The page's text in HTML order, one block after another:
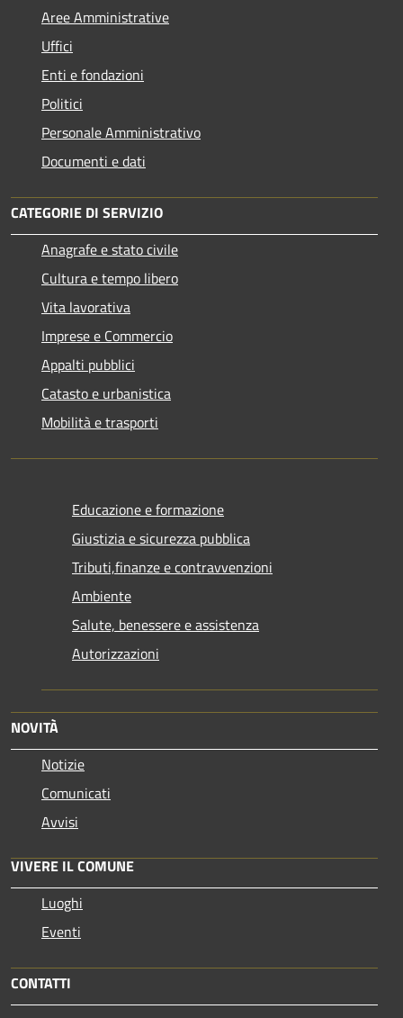
Aree Amministrative
Uffici
Enti e fondazioni
Politici
Personale Amministrativo
Documenti e dati
CATEGORIE DI SERVIZIO
Anagrafe e stato civile
Cultura e tempo libero
Vita lavorativa
Imprese e Commercio
Appalti pubblici
Catasto e urbanistica
Mobilità e trasporti
Educazione e formazione
Giustizia e sicurezza pubblica
Tributi,finanze e contravvenzioni
Ambiente
Salute, benessere e assistenza
Autorizzazioni
NOVITÀ
Notizie
Comunicati
Avvisi
VIVERE IL COMUNE
Luoghi
Eventi
CONTATTI